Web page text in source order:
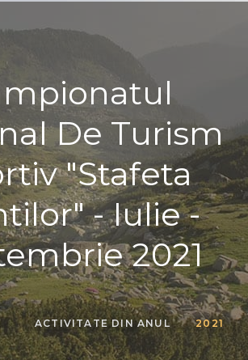
De Turism
"Stafeta
- Iulie -
2021
ACTIVITATE DIN ANUL 2021